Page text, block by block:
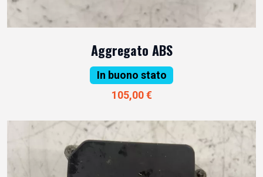
Aggregato ABS
In buono stato
105,00 €